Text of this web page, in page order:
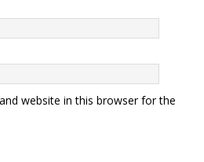
website in this browser for the